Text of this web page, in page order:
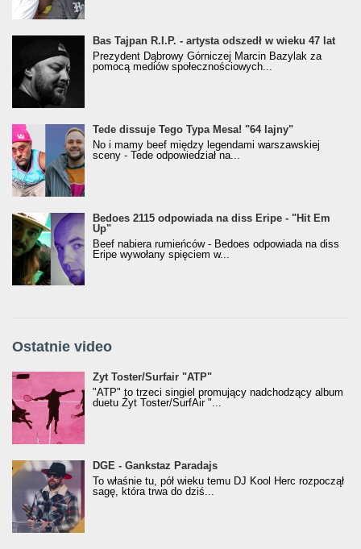
Bas Tajpan R.I.P. - artysta odszedł w wieku 47 lat
Prezydent Dąbrowy Górniczej Marcin Bazylak za
pomocą mediów społecznościowych...
Tede dissuje Tego Typa Mesa! "64 lajny"
No i mamy beef między legendami warszawskiej
sceny - Tede odpowiedział na...
Bedoes 2115 odpowiada na diss Eripe - "Hit Em
Up"
Beef nabiera rumieńców - Bedoes odpowiada na diss
Eripe wywołany spięciem w...
Ostatnie video
Żyt Toster/SurfAir - ATP VIDEO
Żyt Toster/Surfair "ATP"
"ATP" to trzeci singiel promujący nadchodzący album
duetu Żyt Toster/SurfAir "...
donGURALesko z nagrodą za
Klasyczny/Trueschoolowy Album Roku
(Popkillery 2023)
DGE - Gankstaz Paradajs
To właśnie tu, pół wieku temu DJ Kool Herc rozpoczął
sagę, która trwa do dziś...